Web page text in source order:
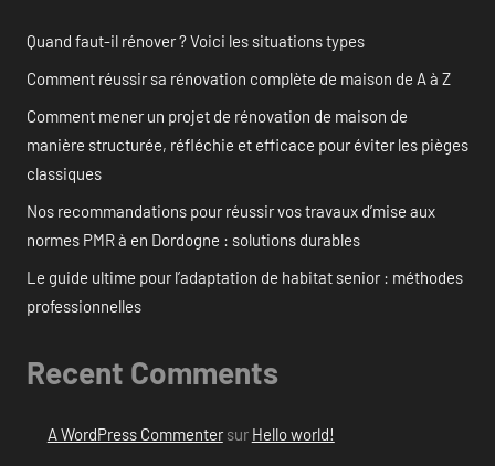
Quand faut-il rénover ? Voici les situations types
Comment réussir sa rénovation complète de maison de A à Z
Comment mener un projet de rénovation de maison de
manière structurée, réfléchie et efficace pour éviter les pièges
classiques
Nos recommandations pour réussir vos travaux d’mise aux
normes PMR à en Dordogne : solutions durables
Le guide ultime pour l’adaptation de habitat senior : méthodes
professionnelles
Recent Comments
A WordPress Commentersur Hello world!